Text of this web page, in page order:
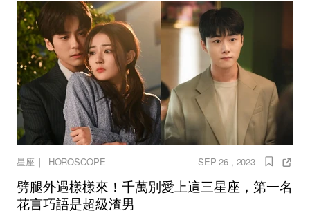
星座 ｜ HOROSCOPE SEP 26 , 2023
劈腿外遇樣樣來！千萬別愛上這三星座，第一名
花言巧語是超級渣男